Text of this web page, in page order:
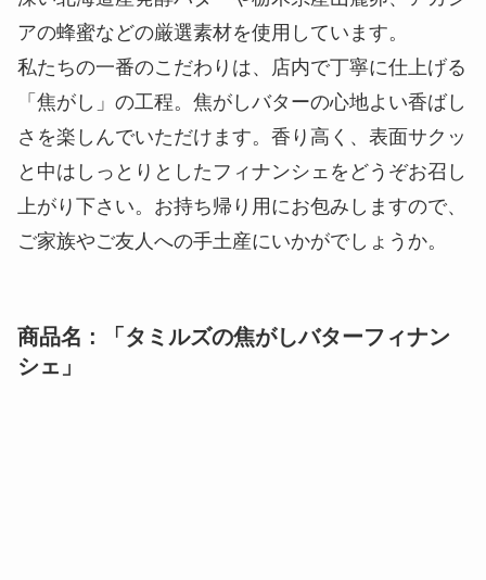
アの蜂蜜などの厳選素材を使用しています。
私たちの一番のこだわりは、店内で丁寧に仕上げる
「焦がし」の工程。焦がしバターの心地よい香ばし
さを楽しんでいただけます。香り高く、表面サクッ
と中はしっとりとしたフィナンシェをどうぞお召し
上がり下さい。お持ち帰り用にお包みしますので、
ご家族やご友人への手土産にいかがでしょうか。
商品名 : 「タミルズの焦がしバターフィナン
シェ」